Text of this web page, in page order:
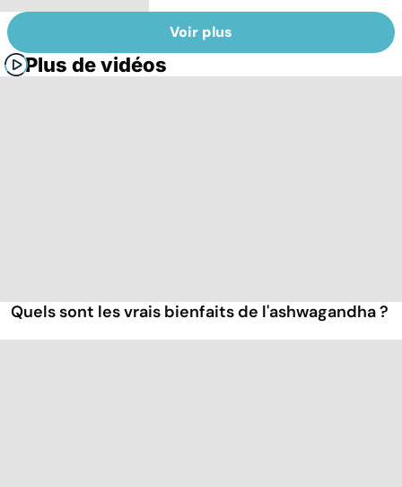
Voir plus
Plus de vidéos
Quels sont les vrais bienfaits de l'ashwagandha ?